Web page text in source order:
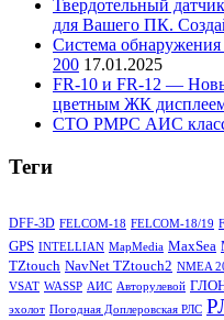
Твердотельный
для Вашего ПК.
Система
200 17.01.2025
FR-10 и FR-12 —
цветным ЖК
СТО РМРС АИС
Теги
DFF-3D FELCOM-18 FELCOM-18/19
GPS INTELLIAN MapMedia MaxSea
TZtouch NavNet TZtouch2 NMEA
VSAT WASSP АИС Авторулевой
эхолот Погодная Доплеровская РЛС